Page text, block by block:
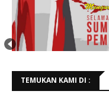
TEMUKAN KAMI DI :